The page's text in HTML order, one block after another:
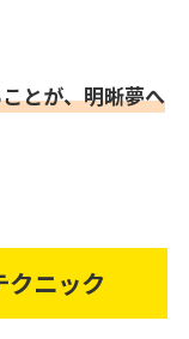
とが、明晰夢へ
クニック